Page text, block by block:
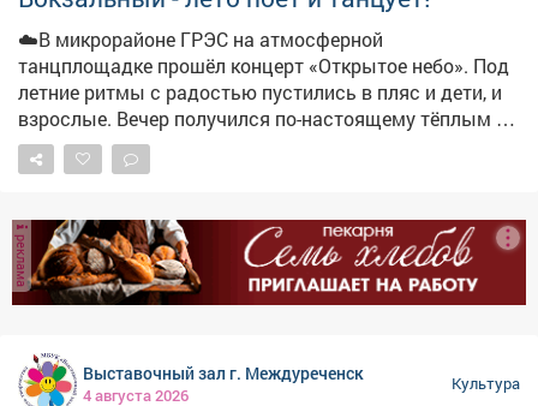
барьерами) 🗓 14 августа 🏷 Билеты: vk.cc/cZy7
Количество мест ограничено. Не откладывайте - оно
того стоит 😌
☁️В микрорайоне ГРЭС на атмосферной
танцплощадке прошёл концерт «Открытое небо». Под
летние ритмы с радостью пустились в пляс и дети, и
взрослые. Вечер получился по-настоящему тёплым и
душевным! 📸Подробности- в нашем материале!
реклама
Выставочный зал г. Междуреченск
4 августа 2026
Культура